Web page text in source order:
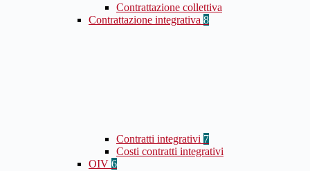
Contrattazione collettiva
Contrattazione integrativa 8
Contratti integrativi 7
Costi contratti integrativi
OIV 6